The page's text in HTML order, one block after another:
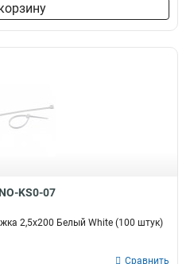
KS0-07
2,5х200 Белый White (100 штук)
Сравнить